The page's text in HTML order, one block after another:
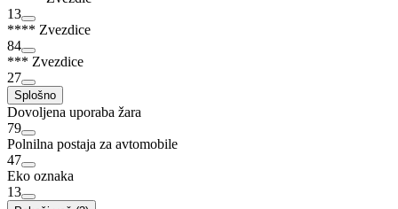
13
**** Zvezdice
84
*** Zvezdice
27
Splošno
Dovoljena uporaba žara
79
Polnilna postaja za avtomobile
47
Eko oznaka
13